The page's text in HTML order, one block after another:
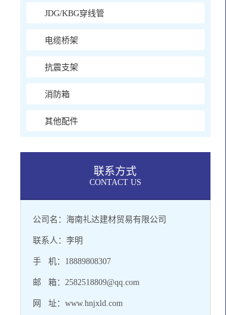
JDG/KBG穿线管
电缆桥架
抗震支架
消防箱
其他配件
联系方式
CONTACT US
公司名：海南礼达建材贸易有限公司
联系人：李明
手 机：18889808307
邮 箱：2582518809@qq.com
网 址：www.hnjxld.com